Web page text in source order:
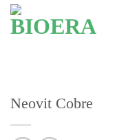
Saltar
Neovit Cobre